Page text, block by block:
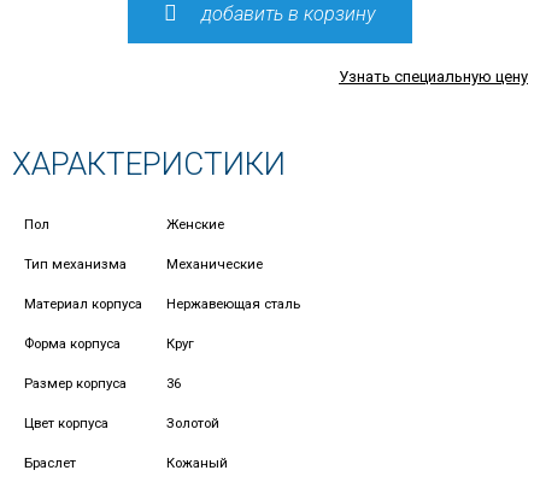
добавить в корзину
Узнать специальную цену
ХАРАКТЕРИСТИКИ
Пол Женские
Тип механизма Механические
Материал корпуса Нержавеющая сталь
Форма корпуса Круг
Размер корпуса 36
Цвет корпуса Золотой
Браслет Кожаный